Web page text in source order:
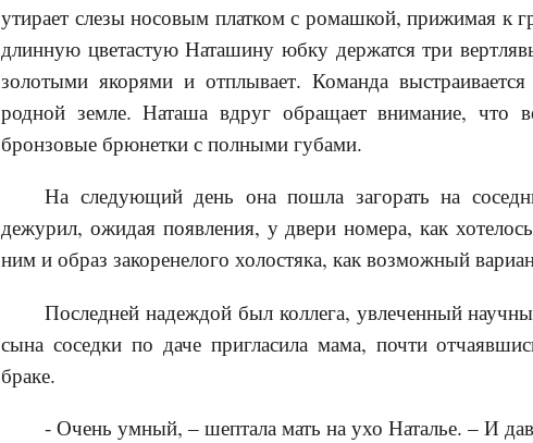
утирает слезы носовым платком с ромашкой, прижимая к
длинную цветастую Наташину юбку держатся три
золотыми якорями и отплывает. Команда
родной земле. Наташа вдруг обращает внимание, что
бронзовые брюнетки с полными губами.
На следующий день она пошла загорать на
дежурил, ожидая появления, у двери номера, как
ним и образ закоренелого холостяка, как возможный
Последней надеждой был коллега, увлеченный
сына соседки по даче пригласила мама, почти
браке.
- Очень умный, – шептала мать на ухо Наталье. – И